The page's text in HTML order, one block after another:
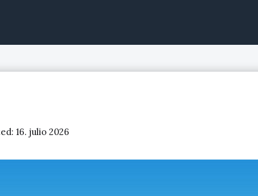
16. julio 2026